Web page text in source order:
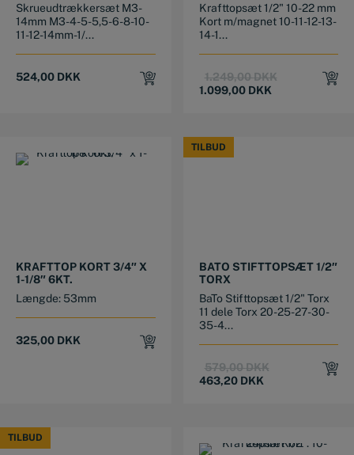
Skrueudtrækkersæt M3-
14mm M3-4-5-5,5-6-8-10-
11-12-14mm-1/...
524,00 DKK
Krafttopsæt 1/2" 10-22 mm
Kort m/magnet 10-11-12-13-
14-1...
1.249,00DKKOriginal
1.099,00 DKK
Current
KRAFTTOP KORT 3/4″ X
1-1/8″ 6KT.
Længde: 53mm
325,00 DKK
TILBUD
TILBUD
BATO STIFTTOPSÆT 1/2″
TORX
BaTo Stifttopsæt 1/2" Torx
11 dele Torx 20-25-27-30-
35-4...
579,00DKKOriginal
463,20 DKK
Current
TILBUD
TILBUD